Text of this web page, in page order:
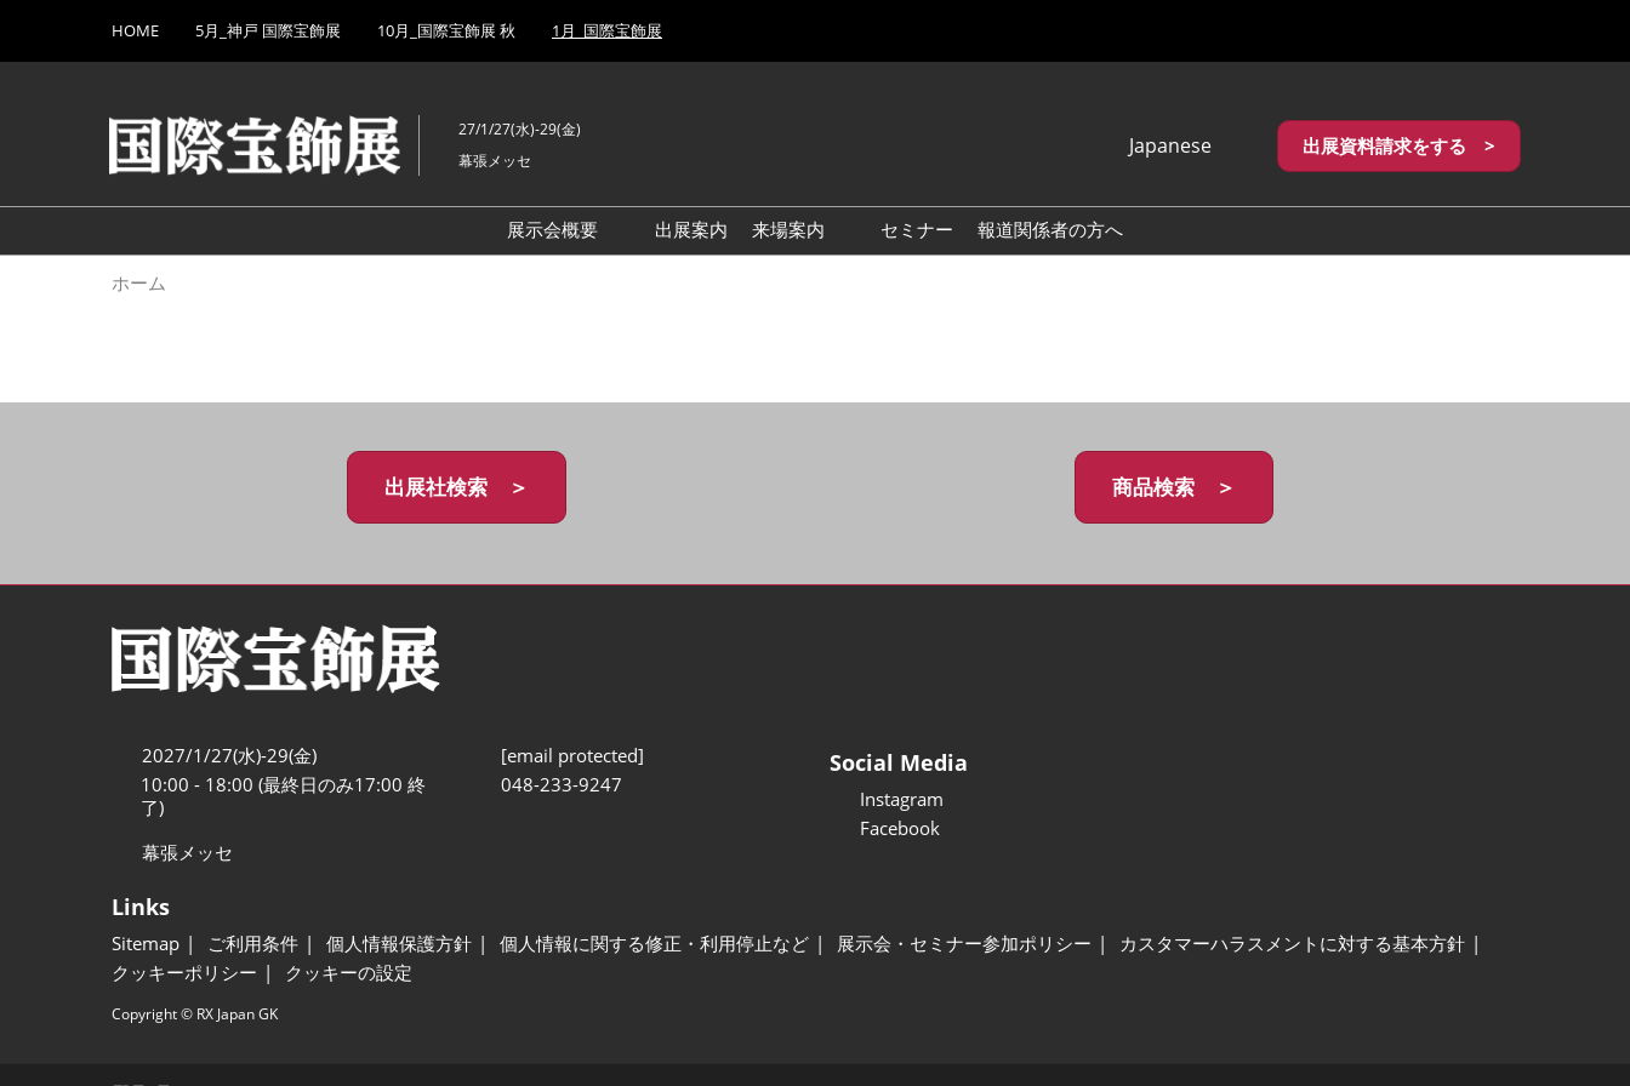
キ
し
て
to
HOME 5月_神戸 国際宝飾展 10月_国際宝飾展 秋 1月_国際宝飾展
27/1/27(水)-29(金)
幕張メッセ
Japanese
English
繁體中文
出展資料請求をする >
展示会概要
出展案内
来場案内
セミナー 報道関係者の方へ
ホーム
出展社検索 ＞ 商品検索 ＞
2027/1/27(水)-29(金)
10:00 - 18:00 (最終日のみ17:00 終
了)
幕張メッセ
[email protected]
048-233-9247
Social Media
Instagram
Facebook
Links
Sitemap ご利用条件 個人情報保護方針 個人情報に関する修正・利用停止など 展示会・セミナー参加ポリシー
カスタマーハラスメントに対する基本方針
クッキーポリシー
クッキーの設定
Copyright © RX Japan GK